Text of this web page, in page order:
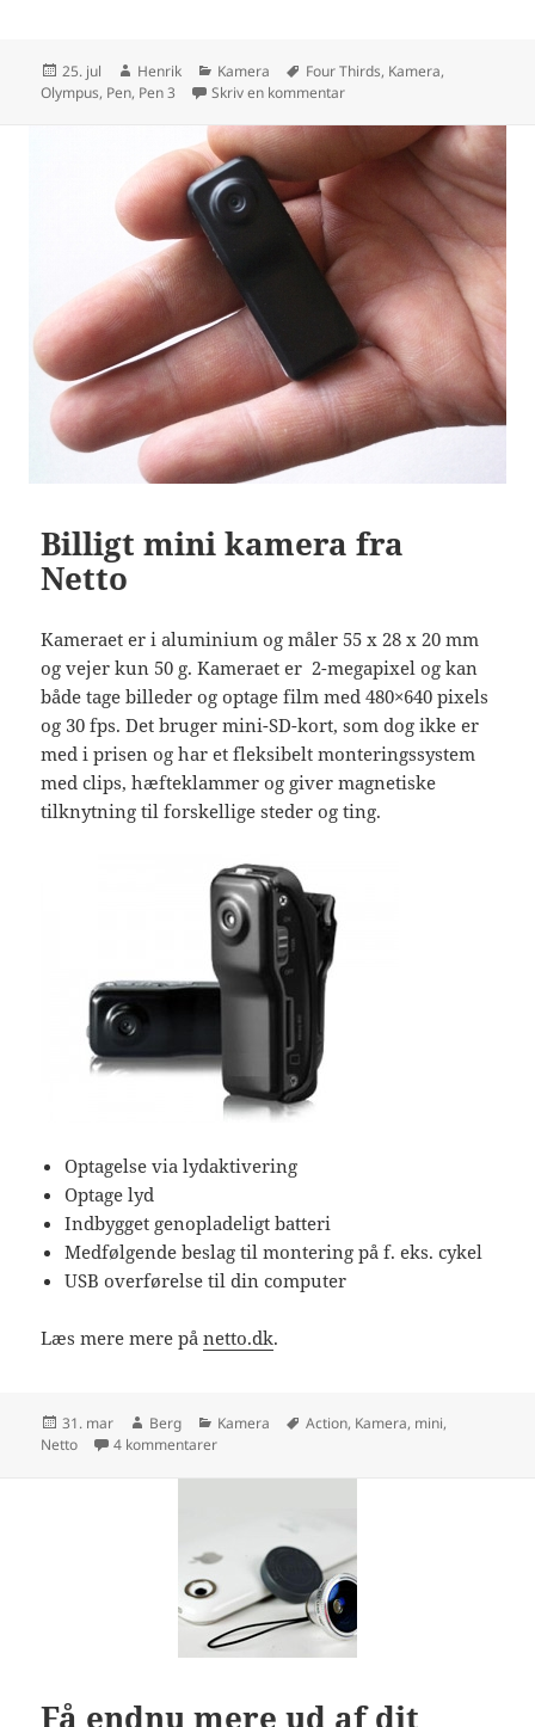
Udgivet
i
25. jul Forfatter
Henrik Kategorier
Kamera Tags
Four Thirds, Kamera,
Olympus, Pen, Pen 3 Skriv en kommentartil Nyt Pen kamera fra
Billigt mini kamera fra
Netto
Kameraet er i aluminium og måler 55 x 28 x 20 mm
og vejer kun 50 g. Kameraet er 2-megapixel og kan
både tage billeder og optage film med 480×640 pixels
og 30 fps. Det bruger mini-SD-kort, som dog ikke er
med i prisen og har et fleksibelt monteringssystem
med clips, hæfteklammer og giver magnetiske
tilknytning til forskellige steder og ting.
Optagelse via lydaktivering
Optage lyd
Indbygget genopladeligt batteri
Medfølgende beslag til montering på f. eks. cykel
USB overførelse til din computer
Læs mere mere pånetto.dk.
Udgivet
i
31. mar Forfatter
Berg Kategorier
Kamera Tags
Action, Kamera, mini,
Netto
4 kommentarertil Billigt mini kamera fra Netto
Få endnu mere ud af dit